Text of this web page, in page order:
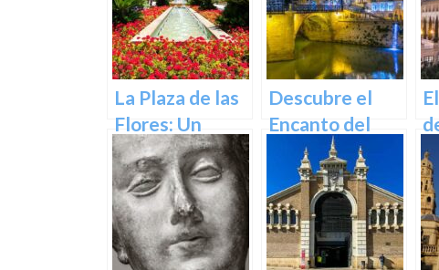
La Plaza de las
Flores: Un
Rincón de Color
en la Ciudad de
Murcia
Descubre el
Encanto del
Puente de los
Peligros en
Murcia: Un
Icono Histórico
y Cultural en el
y